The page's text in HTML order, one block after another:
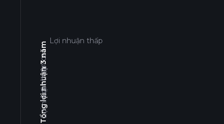
Lợi nhuận cao
Tổng lợi nhuận 3 năm
Lợi nhuận thấp
Lợi nhuận thấp